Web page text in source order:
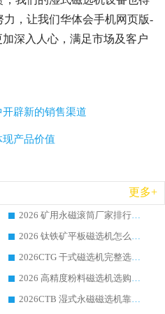
，让我们华体会手机网页版-
深入人心，满足市场及客户
辟新的销售渠道
产品价值
更多+
2026 矿用永磁滚筒厂家排行榜选购指南，行业口碑领域强者华体会手机网页版-华体会(中国)
2026 钛铁矿平板磁选机怎么选 靠谱生产企业实力排行榜选购参考攻略
2026CTG 干式磁选机完整选购指南 行业口碑顶尖靠谱生产龙头厂家实力推荐
2026 高精度粉料磁选机选购全攻略 行业优质品牌华体会手机网页版-华体会(中国) 实力深度解析
2026CTB 湿式永磁磁选机靠谱厂家实力排行榜 铁矿选矿设备采购全流程选购指南